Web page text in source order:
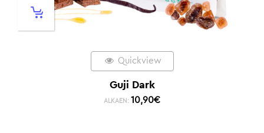
Quickview
Guji Dark
ALKAEN: 10,90€